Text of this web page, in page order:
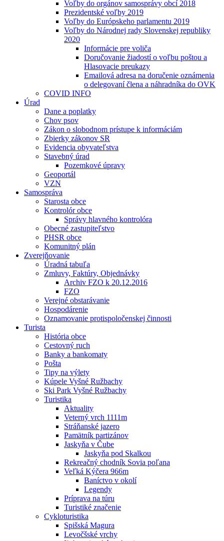
Voľby do orgánov samosprávy obcí 2018
Prezidentské voľby 2019
Voľby do Európskeho parlamentu 2019
Voľby do Národnej rady Slovenskej republiky
2020
Informácie pre voliča
Doručovanie žiadostí o voľbu poštou a
Hlasovacie preukazy
Emailová adresa na doručenie oznámenia
o delegovaní člena a náhradníka do OVK
COVID INFO
Úrad
Dane a poplatky
Chov psov
Zákon o slobodnom prístupe k informáciám
Zbierky zákonov SR
Evidencia obyvateľstva
Stavebný úrad
Pozemkové úpravy
Geoportál
VZN
Samospráva
Starosta obce
Kontrolór obce
Správy hlavného kontrolóra
Obecné zastupiteľstvo
PHSR obce
Komunitný plán
Zverejňovanie
Úradná tabuľa
Zmluvy, Faktúry, Objednávky
Archiv FZO k 20.12.2016
FZO
Verejné obstarávanie
Hospodárenie
Oznamovanie protispoločenskej činnosti
Turista
História obce
Cestovný ruch
Banky a bankomaty
Pošta
Tipy na výlety
Kúpele Vyšné Ružbachy
Ski Park Vyšné Ružbachy
Turistika
Aktuality
Veterný vrch 1111m
Stráňanské jazero
Pamätník partizánov
Jaskyňa v Čube
Jaskyňa pod Skalkou
Rekreačný chodník Sovia poľana
Veľká Kýčera 966m
Baníctvo v okolí
Legendy
Príprava na túru
Turistiké značenie
Cykloturistika
Spišská Magura
Levočšské vrchy